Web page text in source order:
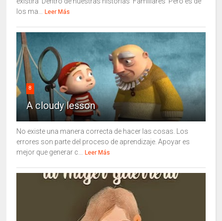
los ma...
Leer Más
8
A cloudy lesson
No existe una manera correcta de hacer las cosas. Los
errores son parte del proceso de aprendizaje. Apoyar es
mejor que generar c...
Leer Más